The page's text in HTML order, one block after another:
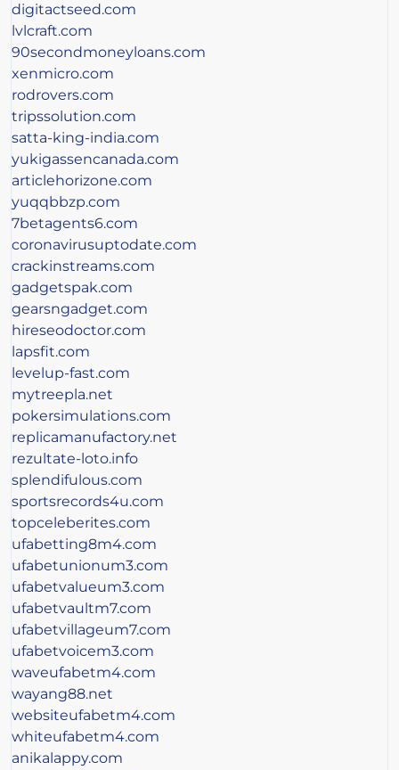
digitactseed.com
lvlcraft.com
90secondmoneyloans.com
xenmicro.com
rodrovers.com
tripssolution.com
satta-king-india.com
yukigassencanada.com
articlehorizone.com
yuqqbbzp.com
7betagents6.com
coronavirusuptodate.com
crackinstreams.com
gadgetspak.com
gearsngadget.com
hireseodoctor.com
lapsfit.com
levelup-fast.com
mytreepla.net
pokersimulations.com
replicamanufactory.net
rezultate-loto.info
splendifulous.com
sportsrecords4u.com
topceleberites.com
ufabetting8m4.com
ufabetunionum3.com
ufabetvalueum3.com
ufabetvaultm7.com
ufabetvillageum7.com
ufabetvoicem3.com
waveufabetm4.com
wayang88.net
websiteufabetm4.com
whiteufabetm4.com
anikalappy.com